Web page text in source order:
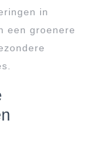
in
een groenere